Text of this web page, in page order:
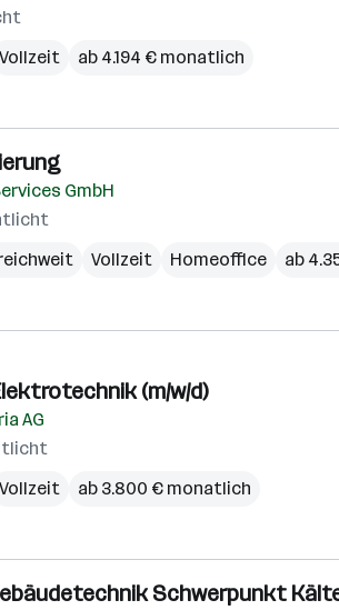
Vollzeit ab 4.194 € monatlich
GmbH
Vollzeit Homeoffice ab
(m/w/d)
AG
Vollzeit ab 3.800 € monatlich
Schwerpunkt